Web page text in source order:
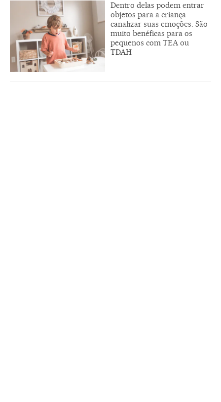
Dentro delas podem entrar
objetos para a criança
canalizar suas emoções. São
muito benéficas para os
pequenos com TEA ou
TDAH